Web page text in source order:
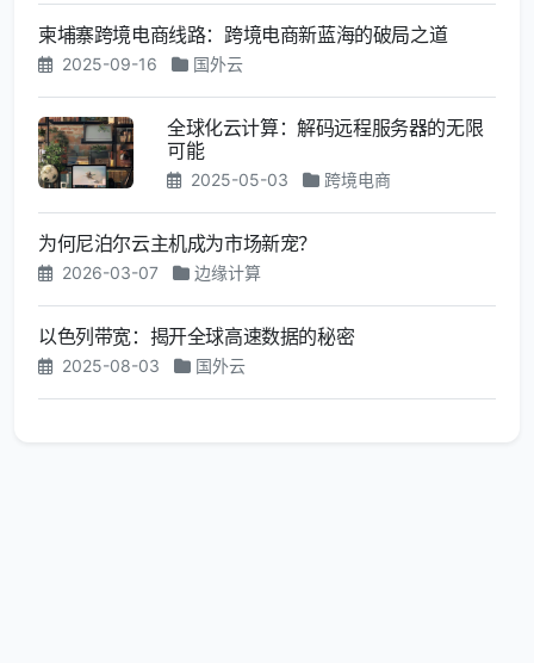
柬埔寨跨境电商线路：跨境电商新蓝海的破局之道
2025-09-16 国外云
全球化云计算：解码远程服务器的无限
可能
2025-05-03 跨境电商
为何尼泊尔云主机成为市场新宠？
2026-03-07 边缘计算
以色列带宽：揭开全球高速数据的秘密
2025-08-03 国外云